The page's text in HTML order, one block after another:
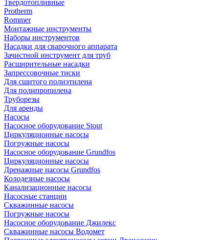
Твердотопливные
Protherm
Rommer
Монтажные инструменты
Наборы инструментов
Насадки для сварочного аппарата
Зачистной инструмент для труб
Расширительные насадки
Запрессовочные тиски
Для сшитого полиэтилена
Для полипропилена
Труборезы
Для аренды
Насосы
Насосное оборудование Stout
Циркуляционные насосы
Погружные насосы
Насосное оборудование Grundfos
Циркуляционные насосы
Дренажные насосы Grundfos
Колодезные насосы
Канализационные насосы
Насосные станции
Скважинные насосы
Погружные насосы
Насосное оборудование Джилекс
Скважинные насосы Водомет